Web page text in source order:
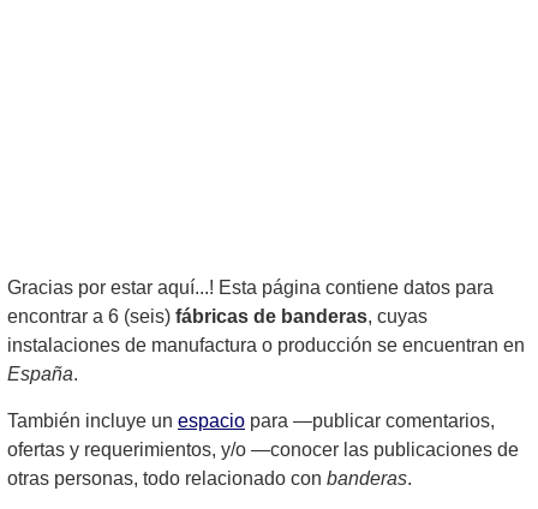
Gracias por estar aquí...! Esta página contiene datos para
encontrar a 6 (seis) fábricas de banderas, cuyas
instalaciones de manufactura o producción se encuentran en
España.
También incluye un espacio para —publicar comentarios,
ofertas y requerimientos, y/o —conocer las publicaciones de
otras personas, todo relacionado con banderas.